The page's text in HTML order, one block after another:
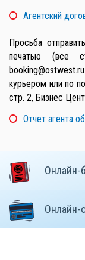
Агентский
Просьба
печатью (все
курьером или по
стр. 2, Бизнес
Отчет агента
Онлайн-
Онлайн-